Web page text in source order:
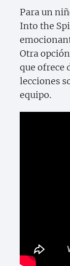
Para un
Into the
Otra
que ofrece
lecciones
equipo.